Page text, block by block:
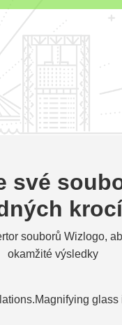
své
souborů Wizlogo,
okamžité výsledky